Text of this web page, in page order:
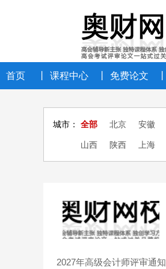
首页 课程中心 免费论文
城市： 全部 北京 安徽
山西 陕西 上海
2027年高级会计师评审通知